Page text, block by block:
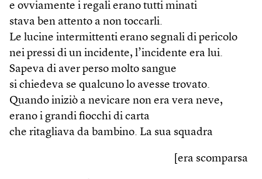
e ovviamente i regali erano tutti minati
stava ben attento a non toccarli.
Le lucine intermittenti erano segnali di pericolo
nei pressi di un incidente, l’incidente era lui.
Sapeva di aver perso molto sangue
si chiedeva se qualcuno lo avesse trovato.
Quando iniziò a nevicare non era vera neve,
erano i grandi fiocchi di carta
che ritagliava da bambino. La sua squadra
[era scomparsa